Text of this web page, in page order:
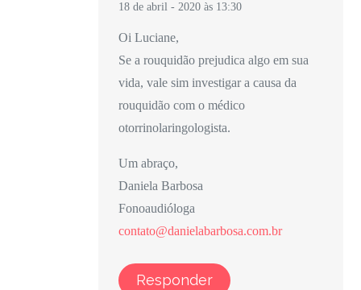
18 de abril - 2020 às 13:30
Oi Luciane,
Se a rouquidão prejudica algo em sua
vida, vale sim investigar a causa da
rouquidão com o médico
otorrinolaringologista.
Um abraço,
Daniela Barbosa
Fonoaudióloga
contato@danielabarbosa.com.br
Responder